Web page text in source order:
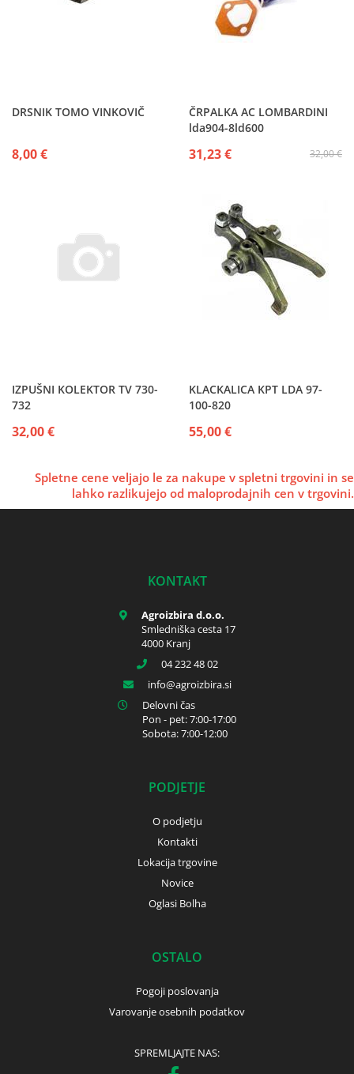
DRSNIK TOMO VINKOVIČ
8,00 €
ČRPALKA AC LOMBARDINI
lda904-8ld600
32,00 €
31,23 €
IZPUŠNI KOLEKTOR TV 730-
732
32,00 €
KLACKALICA KPT LDA 97-
100-820
55,00 €
Spletne cene veljajo le za nakupe v spletni trgovini in se
lahko razlikujejo od maloprodajnih cen v trgovini.
KONTAKT
Agroizbira d.o.o.
Smledniška cesta 17
4000 Kranj
04 232 48 02
info
agroizbira.si
Delovni čas
Pon - pet: 7:00-17:00
Sobota: 7:00-12:00
PODJETJE
O podjetju
Kontakti
Lokacija trgovine
Novice
Oglasi Bolha
OSTALO
Pogoji poslovanja
Varovanje osebnih podatkov
SPREMLJAJTE NAS: